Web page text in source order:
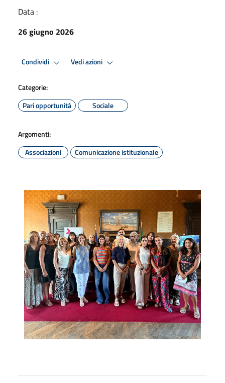
Data :
26 giugno 2026
Condividi Vedi azioni
Categorie:
Pari opportunità
Sociale
Argomenti:
Associazioni
Comunicazione istituzionale